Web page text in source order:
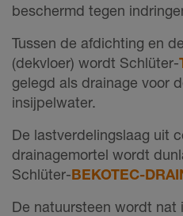
beschermd tegen
Tussen de afdichting en
(dekvloer) wordt Schlüter-
gelegd als drainage voor
insijpelwater.
De lastverdelingslaag uit
drainagemortel wordt
Schlüter-BEKOTEC-
De natuursteen wordt nat